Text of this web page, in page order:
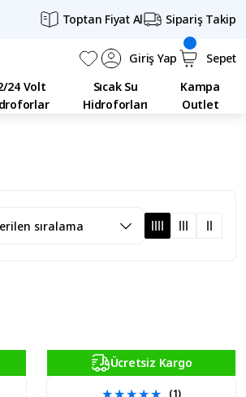
Toptan Fiyat Al Sipariş Takip
Giriş Yap Sepet
24 Volt
Sıcak Su
Hidroforları
Kampa
Outlet
Ücretsiz Kargo
(1)